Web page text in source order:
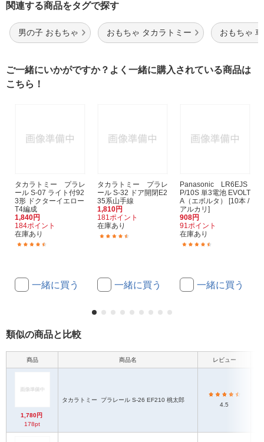
関連する商品をタグで探す
男の子 おもちゃ おもちゃ タカラトミー おもちゃ 車
ご一緒にいかがですか？よく一緒に購入されている商品は
こちら！
タカラトミー プラレ
ール S-07 ライト付92
3形 ドクターイエロー
T4編成
1,840円
184ポイント
在庫あり
一緒に買う
タカラトミー プラレ
ール S-32 ドア開閉E2
35系山手線
1,810円
181ポイント
在庫あり
一緒に買う
Panasonic LR6EJS
P/10S 単3電池 EVOLT
A（エボルタ） [10本 /
アルカリ]
908円
91ポイント
在庫あり
一緒に買う
類似の商品と比較
商品 商品名 レビュー
1,780円
178pt
タカラトミー プラレール S-26 EF210 桃太郎
4.5